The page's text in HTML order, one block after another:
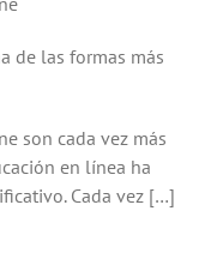
de las formas más
son cada vez más
en línea ha
Cada vez […]